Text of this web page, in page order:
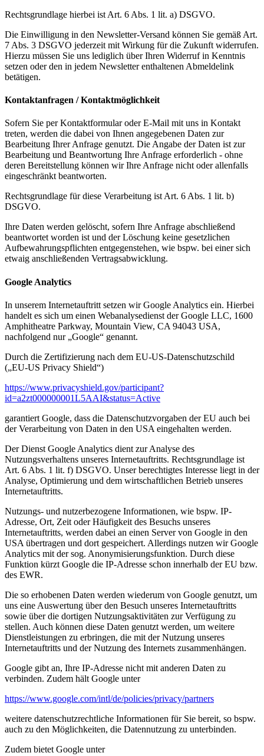
Rechtsgrundlage hierbei ist Art. 6 Abs. 1 lit. a) DSGVO.
Die Einwilligung in den Newsletter-Versand können Sie gemäß Art.
7 Abs. 3 DSGVO jederzeit mit Wirkung für die Zukunft widerrufen.
Hierzu müssen Sie uns lediglich über Ihren Widerruf in Kenntnis
setzen oder den in jedem Newsletter enthaltenen Abmeldelink
betätigen.
Kontaktanfragen / Kontaktmöglichkeit
Sofern Sie per Kontaktformular oder E-Mail mit uns in Kontakt
treten, werden die dabei von Ihnen angegebenen Daten zur
Bearbeitung Ihrer Anfrage genutzt. Die Angabe der Daten ist zur
Bearbeitung und Beantwortung Ihre Anfrage erforderlich - ohne
deren Bereitstellung können wir Ihre Anfrage nicht oder allenfalls
eingeschränkt beantworten.
Rechtsgrundlage für diese Verarbeitung ist Art. 6 Abs. 1 lit. b)
DSGVO.
Ihre Daten werden gelöscht, sofern Ihre Anfrage abschließend
beantwortet worden ist und der Löschung keine gesetzlichen
Aufbewahrungspflichten entgegenstehen, wie bspw. bei einer sich
etwaig anschließenden Vertragsabwicklung.
Google Analytics
In unserem Internetauftritt setzen wir Google Analytics ein. Hierbei
handelt es sich um einen Webanalysedienst der Google LLC, 1600
Amphitheatre Parkway, Mountain View, CA 94043 USA,
nachfolgend nur „Google“ genannt.
Durch die Zertifizierung nach dem EU-US-Datenschutzschild
(„EU-US Privacy Shield“)
https://www.privacyshield.gov/participant?
id=a2zt000000001L5AAI&status=Active
garantiert Google, dass die Datenschutzvorgaben der EU auch bei
der Verarbeitung von Daten in den USA eingehalten werden.
Der Dienst Google Analytics dient zur Analyse des
Nutzungsverhaltens unseres Internetauftritts. Rechtsgrundlage ist
Art. 6 Abs. 1 lit. f) DSGVO. Unser berechtigtes Interesse liegt in der
Analyse, Optimierung und dem wirtschaftlichen Betrieb unseres
Internetauftritts.
Nutzungs- und nutzerbezogene Informationen, wie bspw. IP-
Adresse, Ort, Zeit oder Häufigkeit des Besuchs unseres
Internetauftritts, werden dabei an einen Server von Google in den
USA übertragen und dort gespeichert. Allerdings nutzen wir Google
Analytics mit der sog. Anonymisierungsfunktion. Durch diese
Funktion kürzt Google die IP-Adresse schon innerhalb der EU bzw.
des EWR.
Die so erhobenen Daten werden wiederum von Google genutzt, um
uns eine Auswertung über den Besuch unseres Internetauftritts
sowie über die dortigen Nutzungsaktivitäten zur Verfügung zu
stellen. Auch können diese Daten genutzt werden, um weitere
Dienstleistungen zu erbringen, die mit der Nutzung unseres
Internetauftritts und der Nutzung des Internets zusammenhängen.
Google gibt an, Ihre IP-Adresse nicht mit anderen Daten zu
verbinden. Zudem hält Google unter
https://www.google.com/intl/de/policies/privacy/partners
weitere datenschutzrechtliche Informationen für Sie bereit, so bspw.
auch zu den Möglichkeiten, die Datennutzung zu unterbinden.
Zudem bietet Google unter